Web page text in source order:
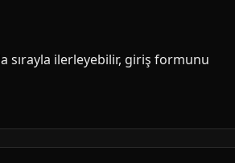
sırayla ilerleyebilir, giriş formunu